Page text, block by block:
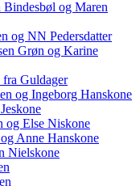
Bindesbøl og Maren
og NN Pedersdatter
Grøn og Karine
fra Guldager
og Ingeborg Hanskone
og Else Niskone
Anne Hanskone
Nielskone